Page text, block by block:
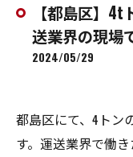
【都島区】
送業界の現場
2024/05/29
都島区にて、4トン
す。運送業界で働